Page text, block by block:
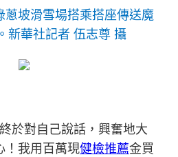
蔥坡滑雪場搭乘搭座傳送魔
。新華社記者 伍志尊 攝
於對自己說話，興奮地大
！我用百萬現健檢推薦金買